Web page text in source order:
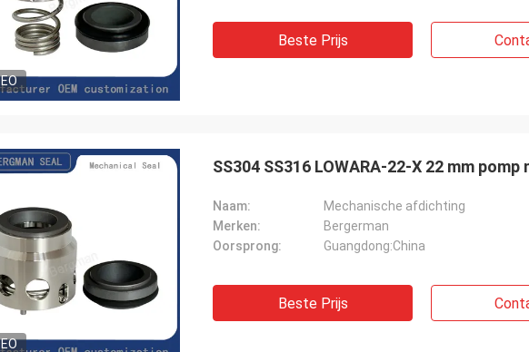
Beste Prijs
SS304 SS316 LOWARA-22-X 22 mm
Naam:
Mechanische afdichting
Merken:
Bergerman
Oorsprong:
Guangdong:China
Beste Prijs